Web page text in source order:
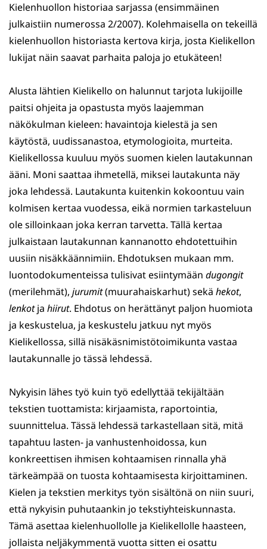
Kielenhuollon historiaa sarjassa (ensimmäinen
julkaistiin numerossa 2/2007). Kolehmaisella on tekeillä
kielenhuollon historiasta kertova kirja, josta Kielikellon
lukijat näin saavat parhaita paloja jo etukäteen!
Alusta lähtien Kielikello on halunnut tarjota lukijoille
paitsi ohjeita ja opastusta myös laajemman
näkökulman kieleen: havaintoja kielestä ja sen
käytöstä, uudissanastoa, etymologioita, murteita.
Kielikellossa kuuluu myös suomen kielen lautakunnan
ääni. Moni saattaa ihmetellä, miksei lautakunta näy
joka lehdessä. Lautakunta kuitenkin kokoontuu vain
kolmisen kertaa vuodessa, eikä normien tarkasteluun
ole silloinkaan joka kerran tarvetta. Tällä kertaa
julkaistaan lautakunnan kannanotto ehdotettuihin
uusiin nisäkkäännimiin. Ehdotuksen mukaan mm.
luontodokumenteissa tulisivat esiintymään dugongit
(merilehmät), jurumit(muurahaiskarhut) sekä hekot,
lenkotja hiirut. Ehdotus on herättänyt paljon huomiota
ja keskustelua, ja keskustelu jatkuu nyt myös
Kielikellossa, sillä nisäkäsnimistötoimikunta vastaa
lautakunnalle jo tässä lehdessä.
Nykyisin lähes työ kuin työ edellyttää tekijältään
tekstien tuottamista: kirjaamista, raportointia,
suunnittelua. Tässä lehdessä tarkastellaan sitä, mitä
tapahtuu lasten- ja vanhustenhoidossa, kun
konkreettisen ihmisen kohtaamisen rinnalla yhä
tärkeämpää on tuosta kohtaamisesta kirjoittaminen.
Kielen ja tekstien merkitys työn sisältönä on niin suuri,
että nykyisin puhutaankin jo tekstiyhteiskunnasta.
Tämä asettaa kielenhuollolle ja Kielikellolle haasteen,
jollaista neljäkymmentä vuotta sitten ei osattu